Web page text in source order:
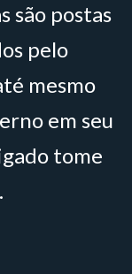
são postas
pelo
mesmo
em seu
tome